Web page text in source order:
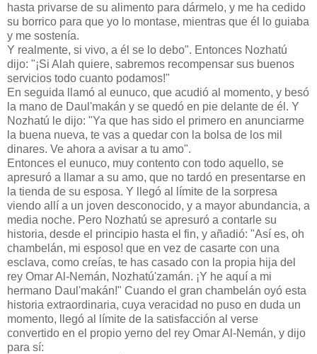
hasta privarse de su alimento para dármelo, y me ha cedido
su borrico para que yo lo montase, mientras que él lo guiaba
y me sostenía.
Y realmente, si vivo, a él se lo debo". Entonces Nozhatú
dijo: "¡Si Alah quiere, sabremos recompensar sus buenos
servicios todo cuanto podamos!"
En seguida llamó al eunuco, que acudió al momento, y besó
la mano de Daul'makán y se quedó en pie delante de él. Y
Nozhatú le dijo: "Ya que has sido el primero en anunciarme
la buena nueva, te vas a quedar con la bolsa de los mil
dinares. Ve ahora a avisar a tu amo".
Entonces el eunuco, muy contento con todo aquello, se
apresuró a llamar a su amo, que no tardó en presentarse en
la tienda de su esposa. Y llegó al límite de la sorpresa
viendo allí a un joven desconocido, y a mayor abundancia, a
media noche. Pero Nozhatú se apresuró a contarle su
historia, desde el principio hasta el fin, y añadió: "Así es, oh
chambelán, mi esposo! que en vez de casarte con una
esclava, como creías, te has casado con la propia hija del
rey Omar Al-Nemán, Nozhatú'zamán. ¡Y he aquí a mi
hermano Daul'makán!" Cuando el gran chambelán oyó esta
historia extraordinaria, cuya veracidad no puso en duda un
momento, llegó al límite de la satisfacción al verse
convertido en el propio yerno del rey Omar Al-Nemán, y dijo
para sí: